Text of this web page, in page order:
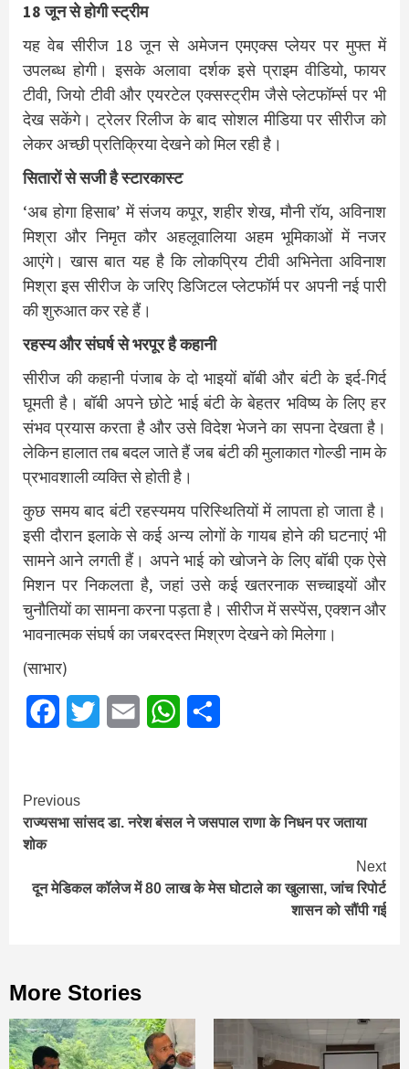
18 जून से होगी स्ट्रीम
यह वेब सीरीज 18 जून से अमेजन एमएक्स प्लेयर पर मुफ्त में
उपलब्ध होगी। इसके अलावा दर्शक इसे प्राइम वीडियो, फायर
टीवी, जियो टीवी और एयरटेल एक्सस्ट्रीम जैसे प्लेटफॉर्म्स पर भी
देख सकेंगे। ट्रेलर रिलीज के बाद सोशल मीडिया पर सीरीज को
लेकर अच्छी प्रतिक्रिया देखने को मिल रही है।
सितारों से सजी है स्टारकास्ट
‘अब होगा हिसाब’ में संजय कपूर, शहीर शेख, मौनी रॉय, अविनाश
मिश्रा और निमृत कौर अहलूवालिया अहम भूमिकाओं में नजर
आएंगे। खास बात यह है कि लोकप्रिय टीवी अभिनेता अविनाश
मिश्रा इस सीरीज के जरिए डिजिटल प्लेटफॉर्म पर अपनी नई पारी
की शुरुआत कर रहे हैं।
रहस्य और संघर्ष से भरपूर है कहानी
सीरीज की कहानी पंजाब के दो भाइयों बॉबी और बंटी के इर्द-गिर्द
घूमती है। बॉबी अपने छोटे भाई बंटी के बेहतर भविष्य के लिए हर
संभव प्रयास करता है और उसे विदेश भेजने का सपना देखता है।
लेकिन हालात तब बदल जाते हैं जब बंटी की मुलाकात गोल्डी नाम के
प्रभावशाली व्यक्ति से होती है।
कुछ समय बाद बंटी रहस्यमय परिस्थितियों में लापता हो जाता है।
इसी दौरान इलाके से कई अन्य लोगों के गायब होने की घटनाएं भी
सामने आने लगती हैं। अपने भाई को खोजने के लिए बॉबी एक ऐसे
मिशन पर निकलता है, जहां उसे कई खतरनाक सच्चाइयों और
चुनौतियों का सामना करना पड़ता है। सीरीज में सस्पेंस, एक्शन और
भावनात्मक संघर्ष का जबरदस्त मिश्रण देखने को मिलेगा।
(साभार)
FacebookTwitter Email WhatsApp
Continue
Reading
Previous
राज्यसभा सांसद डा. नरेश बंसल ने जसपाल राणा के निधन पर जताया
शोक
Next
दून मेडिकल कॉलेज में 80 लाख के मेस घोटाले का खुलासा, जांच रिपोर्ट
शासन को सौंपी गई
More Stories